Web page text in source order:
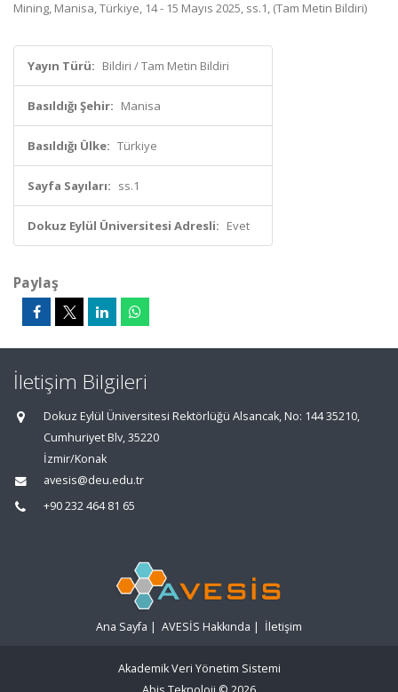
Mining, Manisa, Türkiye, 14 - 15 Mayıs 2025, ss.1, (Tam Metin Bildiri)
Yayın Türü: Bildiri / Tam Metin Bildiri
Basıldığı Şehir: Manisa
Basıldığı Ülke: Türkiye
Sayfa Sayıları: ss.1
Dokuz Eylül Üniversitesi Adresli: Evet
Paylaş
İletişim Bilgileri
Dokuz Eylül Üniversitesi Rektörlüğü Alsancak, No: 144 35210,
Cumhuriyet Blv, 35220
İzmir/Konak
avesis@deu.edu.tr
+90 232 464 81 65
Ana Sayfa | AVESİS Hakkında | İletişim
Akademik Veri Yönetim Sistemi